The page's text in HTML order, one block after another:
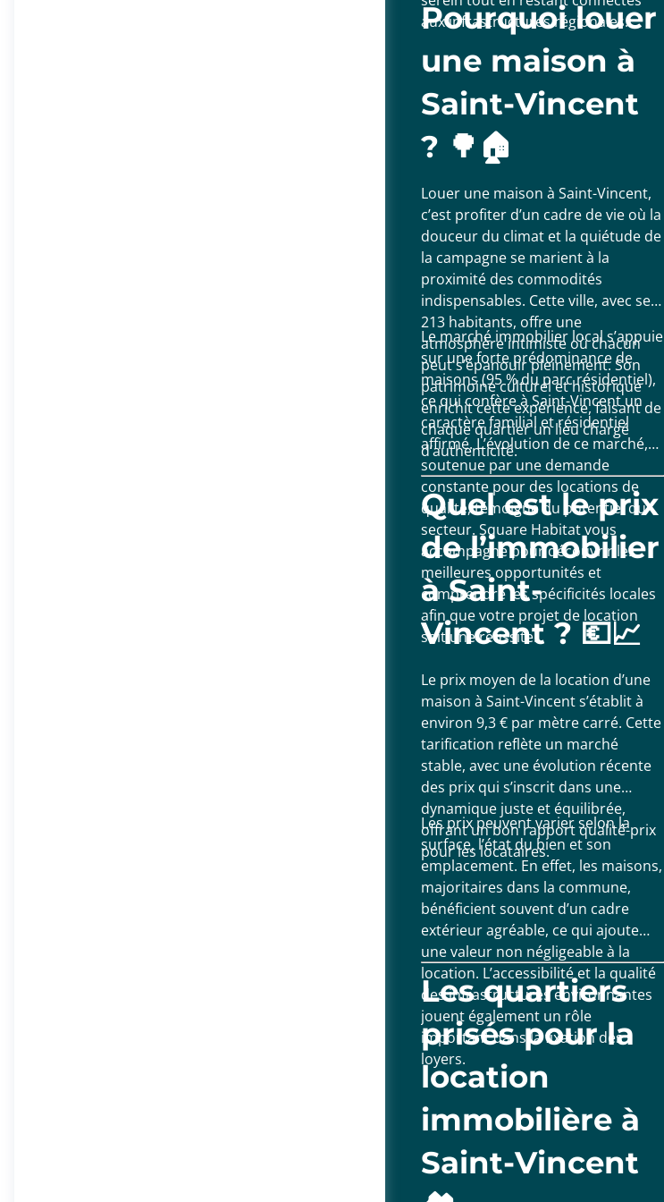
aux infrastructures régionales.
Pourquoi louer
une maison à
Saint-Vincent
? 🌳🏠
Louer une maison à Saint-Vincent,
c’est profiter d’un cadre de vie où la
douceur du climat et la quiétude de
la campagne se marient à la
proximité des commodités
indispensables. Cette ville, avec ses
213 habitants, offre une
atmosphère intimiste où chacun
peut s’épanouir pleinement. Son
patrimoine culturel et historique
enrichit cette expérience, faisant de
chaque quartier un lieu chargé
d’authenticité.
Le marché immobilier local s’appuie
sur une forte prédominance de
maisons (95 % du parc résidentiel),
ce qui confère à Saint-Vincent un
caractère familial et résidentiel
affirmé. L’évolution de ce marché,
soutenue par une demande
constante pour des locations de
qualité, témoigne du potentiel du
secteur. Square Habitat vous
accompagne pour découvrir les
meilleures opportunités et
comprendre les spécificités locales
afin que votre projet de location
soit une réussite.
Quel est le prix
de l’immobilier
à Saint-
Vincent ? 💶📈
Le prix moyen de la location d’une
maison à Saint-Vincent s’établit à
environ 9,3 € par mètre carré. Cette
tarification reflète un marché
stable, avec une évolution récente
des prix qui s’inscrit dans une
dynamique juste et équilibrée,
offrant un bon rapport qualité-prix
pour les locataires.
Les prix peuvent varier selon la
surface, l’état du bien et son
emplacement. En effet, les maisons,
majoritaires dans la commune,
bénéficient souvent d’un cadre
extérieur agréable, ce qui ajoute
une valeur non négligeable à la
location. L’accessibilité et la qualité
des infrastructures environnantes
jouent également un rôle
important dans la fixation des
loyers.
Les quartiers
prisés pour la
location
immobilière à
Saint-Vincent